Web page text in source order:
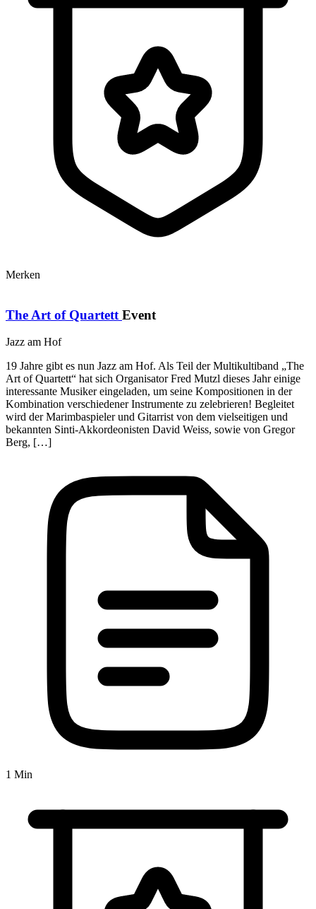
Merken
The Art of Quartett Event
Jazz am Hof
19 Jahre gibt es nun Jazz am Hof. Als Teil der Multikultiband „The
Art of Quartett“ hat sich Organisator Fred Mutzl dieses Jahr einige
interessante Musiker eingeladen, um seine Kompositionen in der
Kombination verschiedener Instrumente zu zelebrieren! Begleitet
wird der Marimbaspieler und Gitarrist von dem vielseitigen und
bekannten Sinti-Akkordeonisten David Weiss, sowie von Gregor
Berg, […]
1 Min